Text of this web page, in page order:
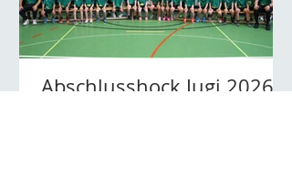
Abschlusshock Jugi 2026